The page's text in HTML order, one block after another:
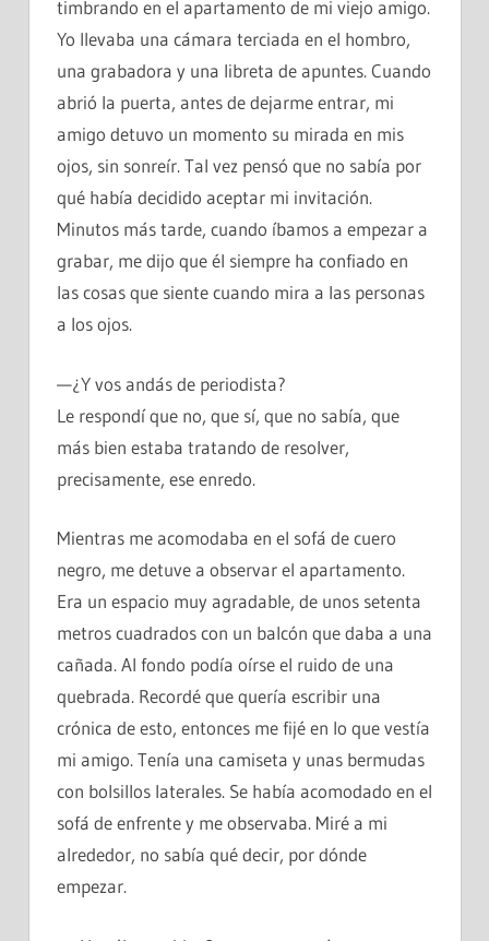
timbrando en el apartamento de mi viejo amigo.
Yo llevaba una cámara terciada en el hombro,
una grabadora y una libreta de apuntes. Cuando
abrió la puerta, antes de dejarme entrar, mi
amigo detuvo un momento su mirada en mis
ojos, sin sonreír. Tal vez pensó que no sabía por
qué había decidido aceptar mi invitación.
Minutos más tarde, cuando íbamos a empezar a
grabar, me dijo que él siempre ha confiado en
las cosas que siente cuando mira a las personas
a los ojos.
—¿Y vos andás de periodista?
Le respondí que no, que sí, que no sabía, que
más bien estaba tratando de resolver,
precisamente, ese enredo.
Mientras me acomodaba en el sofá de cuero
negro, me detuve a observar el apartamento.
Era un espacio muy agradable, de unos setenta
metros cuadrados con un balcón que daba a una
cañada. Al fondo podía oírse el ruido de una
quebrada. Recordé que quería escribir una
crónica de esto, entonces me fijé en lo que vestía
mi amigo. Tenía una camiseta y unas bermudas
con bolsillos laterales. Se había acomodado en el
sofá de enfrente y me observaba. Miré a mi
alrededor, no sabía qué decir, por dónde
empezar.